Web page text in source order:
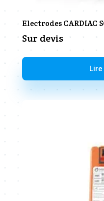
Electrodes CARDIAC
Sur devis